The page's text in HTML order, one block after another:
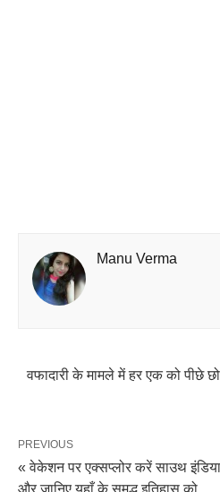
Manu Verma
वफादारी के मामले में हर एक को पीछे
PREVIOUS
« वेकेशन पर एक्सप्लोर करें साउथ